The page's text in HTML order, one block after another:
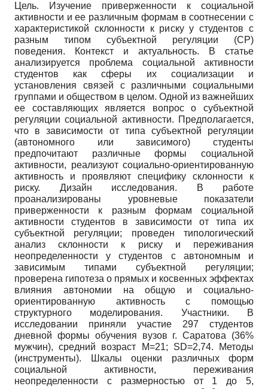
Цель. Изучение приверженности к социальной
активности и ее различным формам в соотнесении с
характеристикой склонности к риску у студентов с
разным типом субъектной регуляции (СР)
поведения. Контекст и актуальность. В статье
анализируется проблема социальной активности
студентов как сферы их социализации и
установления связей с различными социальными
группами и обществом в целом. Одной из важнейших
ее составляющих является вопрос о субъектной
регуляции социальной активности. Предполагается,
что в зависимости от типа субъектной регуляции
(автономного или зависимого) студенты
предпочитают различные формы социальной
активности, реализуют социально-ориентированную
активность и проявляют специфику склонности к
риску. Дизайн исследования. В работе
проанализированы уровневые показатели
приверженности к разным формам социальной
активности студентов в зависимости от типа их
субъектной регуляции; проведен типологический
анализ склонности к риску и переживания
неопределенности у студентов с автономным и
зависимым типами субъектной регуляции;
проверена гипотеза о прямых и косвенных эффектах
влияния автономии на общую и социально-
ориентированную активность с помощью
структурного моделирования. Участники. В
исследовании приняли участие 297 студентов
дневной формы обучения вузов г. Саратова (36%
мужчин), средний возраст М=21; SD=2,74. Методы
(инструменты). Шкалы оценки различных форм
социальной активности, переживания
неопределенности с размерностью от 1 до 5,